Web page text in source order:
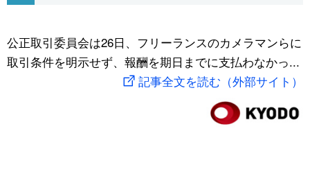
文化
動画/Live
スポーツ・東京2020
公正取引委員会は26日、フリーランスのカメラマンらに
取引条件を明示せず、報酬を期日までに支払わなかっ...
記事全文を読む（外部サイト）